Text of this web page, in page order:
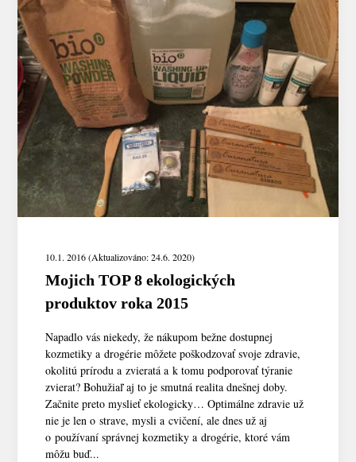
10.1. 2016 (Aktualizováno: 24.6. 2020)
Mojich TOP 8 ekologických
produktov roka 2015
Napadlo vás niekedy, že nákupom bežne dostupnej
kozmetiky a drogérie môžete poškodzovať svoje zdravie,
okolitú prírodu a zvieratá a k tomu podporovať týranie
zvierat? Bohužiaľ aj to je smutná realita dnešnej doby.
Začnite preto myslieť ekologicky… Optimálne zdravie už
nie je len o strave, mysli a cvičení, ale dnes už aj
o používaní správnej kozmetiky a drogérie, ktoré vám
môžu buď...